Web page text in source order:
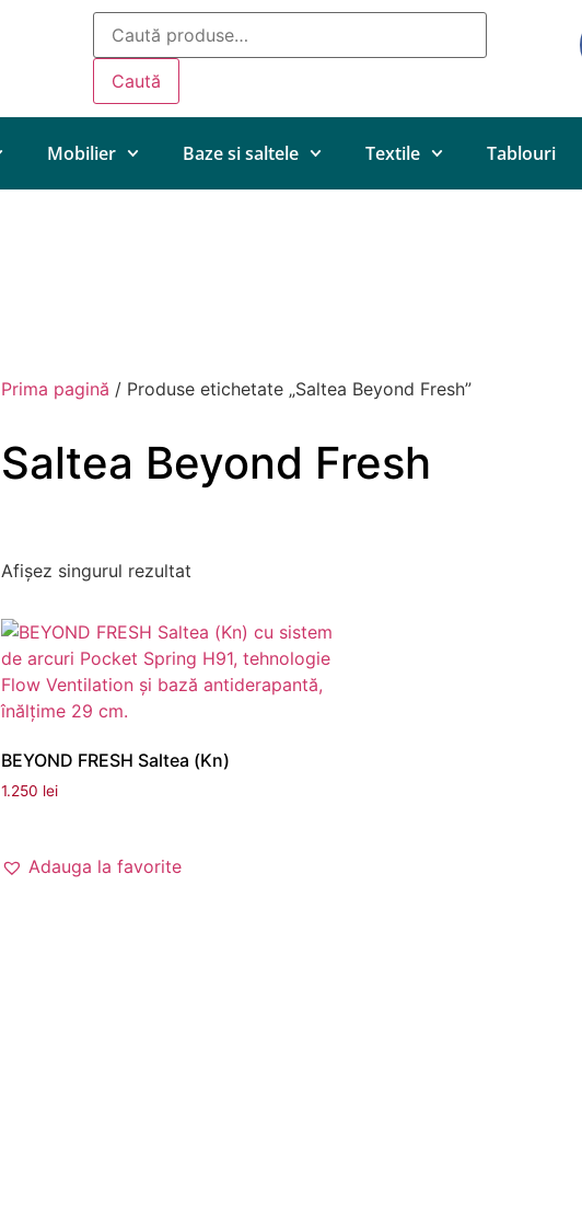
Caută
Mobilier Baze si saltele Textile Tablouri
Prima pagină / Produse etichetate „Saltea Beyond Fresh”
Saltea Beyond Fresh
Afișez singurul rezultat
BEYOND FRESH Saltea (Kn)
1.250 lei
Adauga la favorite